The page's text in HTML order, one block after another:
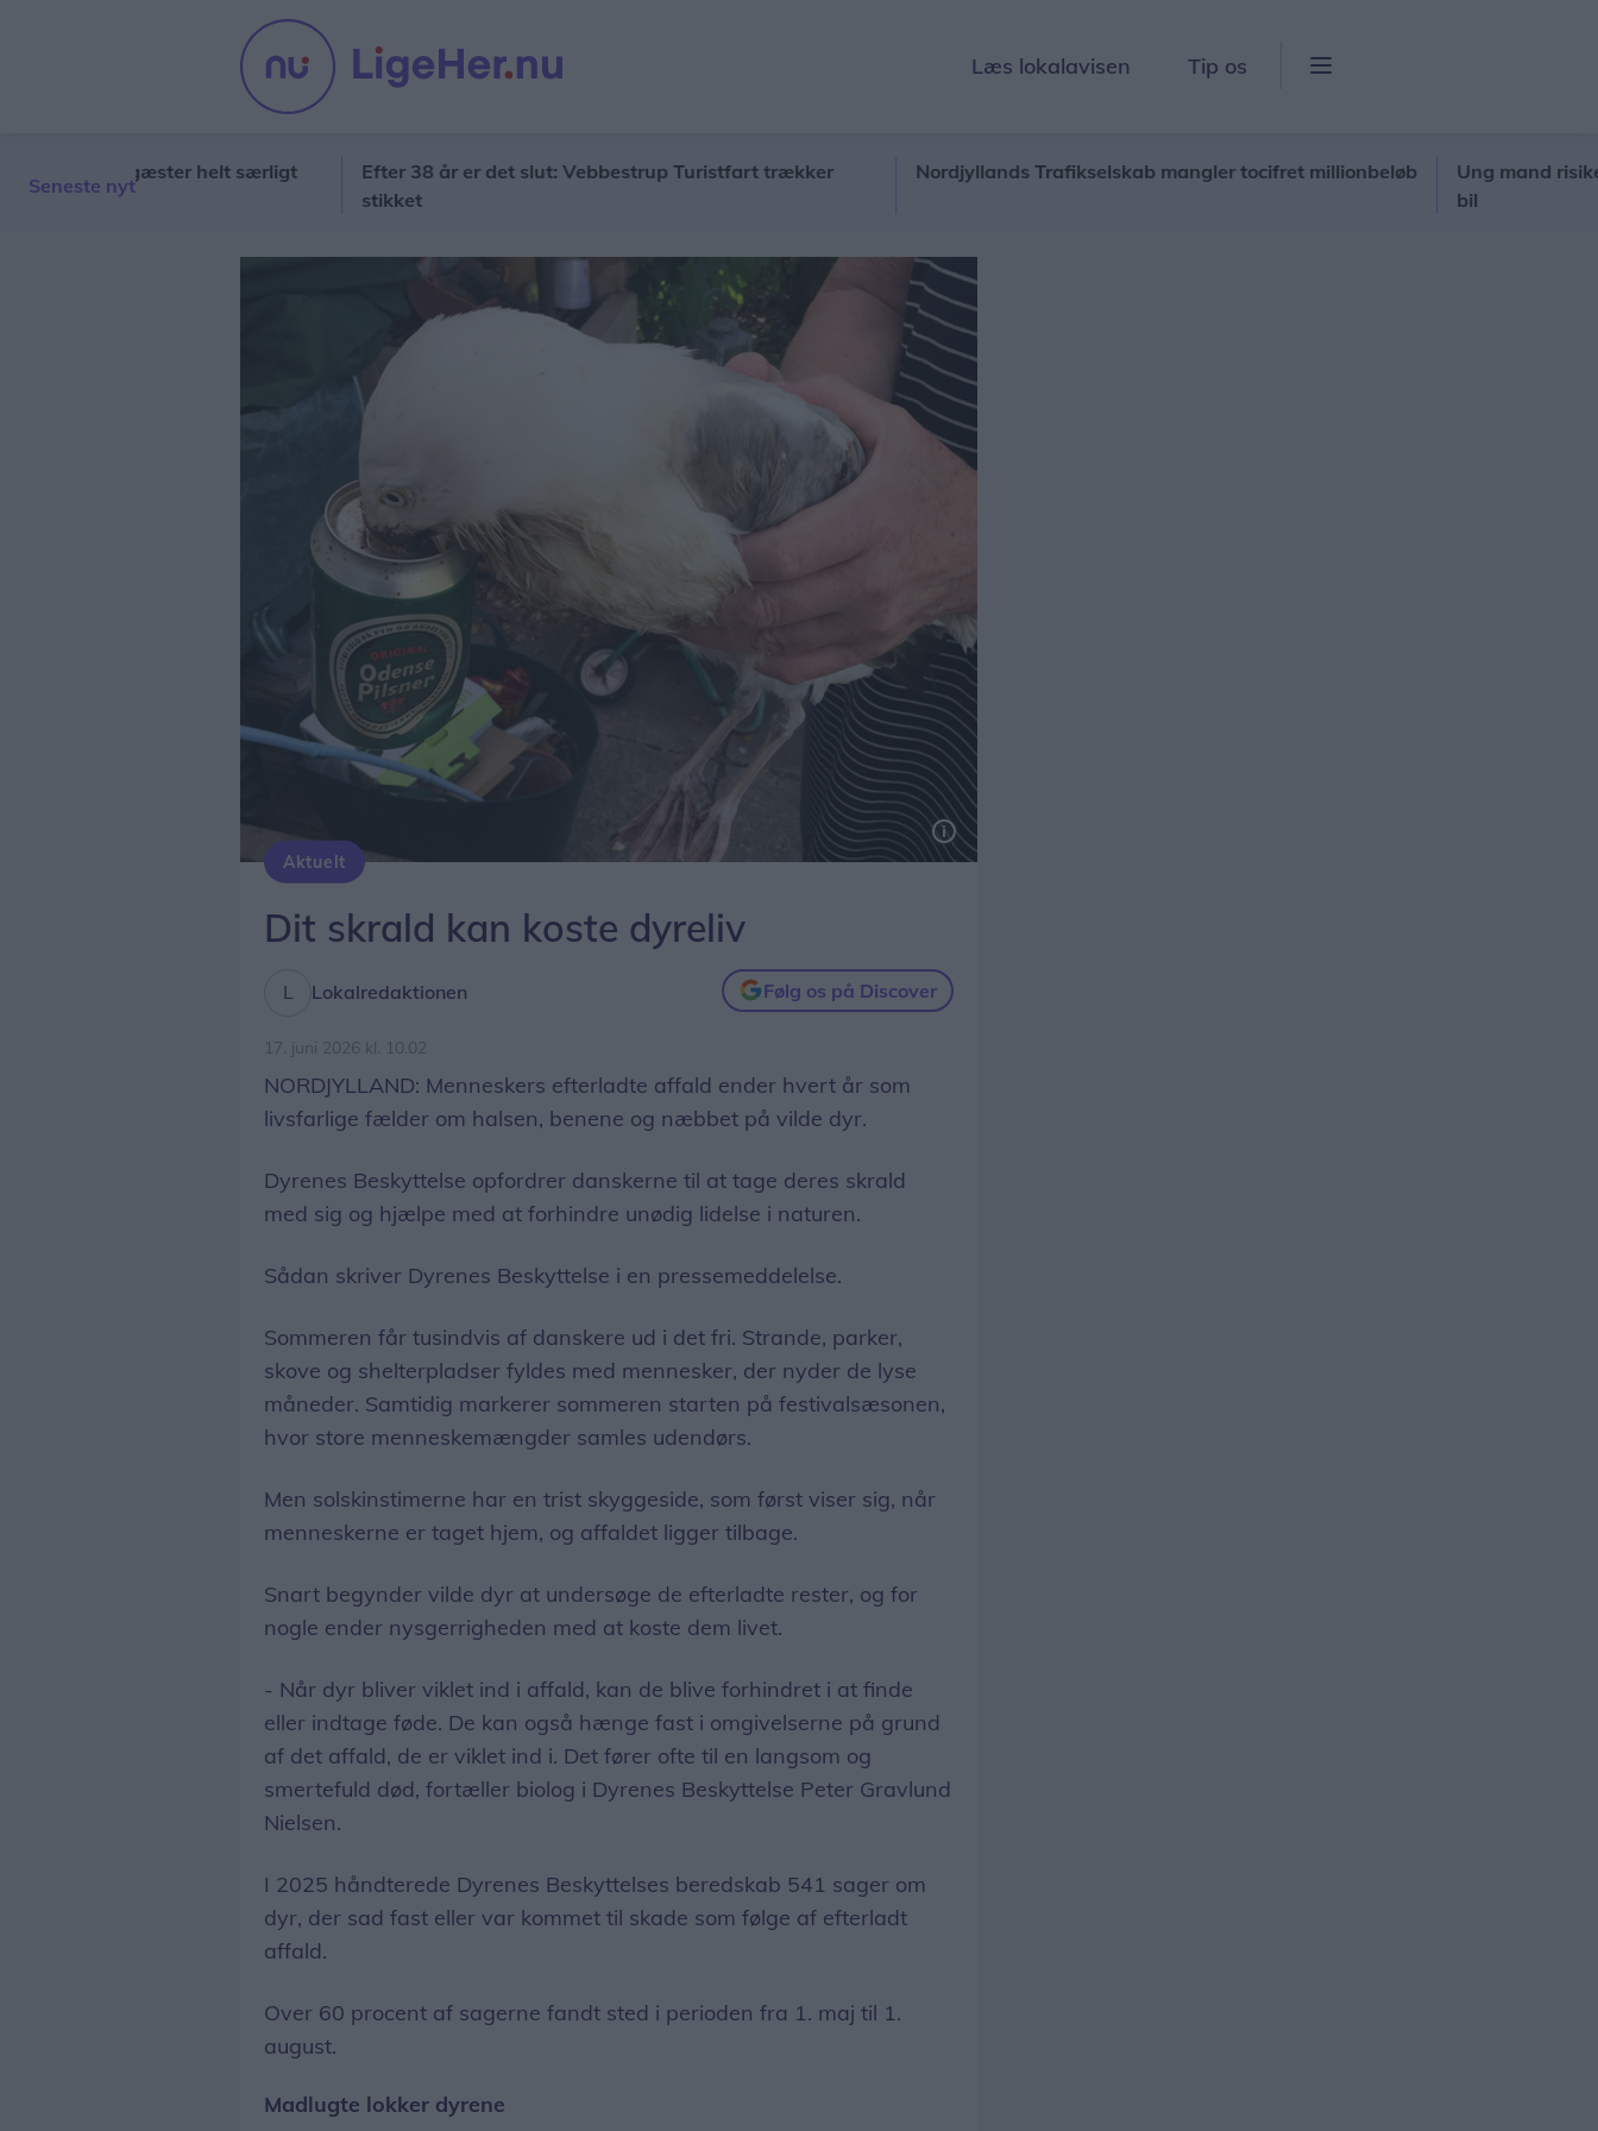
Læs lokalavisen Tip os
Seneste nyt
gæster helt særligt
Efter 38 år er det slut: Vebbestrup Turistfart trækker
stikket
Nordjyllands Trafikselskab mangler tocifret millionbeløb
Ung mand risikerer
Aktuelt
Dit skrald kan koste dyreliv
Lokalredaktionen Følg os på Discover
17. juni 2026 kl. 10.02
NORDJYLLAND: Menneskers efterladte affald ender hvert år som
livsfarlige fælder om halsen, benene og næbbet på vilde dyr.
Dyrenes Beskyttelse opfordrer danskerne til at tage deres skrald
med sig og hjælpe med at forhindre unødig lidelse i naturen.
Sådan skriver Dyrenes Beskyttelse i en pressemeddelelse.
Sommeren får tusindvis af danskere ud i det fri. Strande, parker,
skove og shelterpladser fyldes med mennesker, der nyder de lyse
måneder. Samtidig markerer sommeren starten på festivalsæsonen,
hvor store menneskemængder samles udendørs.
Men solskinstimerne har en trist skyggeside, som først viser sig, når
menneskerne er taget hjem, og affaldet ligger tilbage.
Snart begynder vilde dyr at undersøge de efterladte rester, og for
nogle ender nysgerrigheden med at koste dem livet.
- Når dyr bliver viklet ind i affald, kan de blive forhindret i at finde
eller indtage føde. De kan også hænge fast i omgivelserne på grund
af det affald, de er viklet ind i. Det fører ofte til en langsom og
smertefuld død, fortæller biolog i Dyrenes Beskyttelse Peter Gravlund
Nielsen.
I 2025 håndterede Dyrenes Beskyttelses beredskab 541 sager om
dyr, der sad fast eller var kommet til skade som følge af efterladt
affald.
Over 60 procent af sagerne fandt sted i perioden fra 1. maj til 1.
august.
Madlugte lokker dyrene